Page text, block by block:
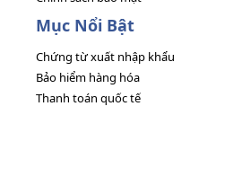
Mục Nổi Bật
Chứng từ xuất nhập khẩu
Bảo hiểm hàng hóa
Thanh toán quốc tế